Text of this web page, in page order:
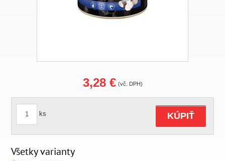
3,28 € (vč. DPH)
ks KÚPIŤ
Všetky varianty